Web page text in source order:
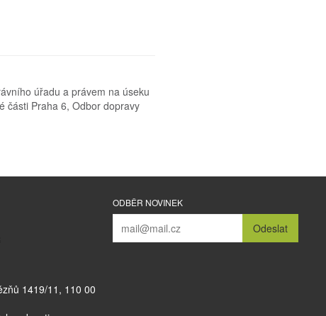
úřadu a právem na úseku
části Praha 6, Odbor dopravy
1419/11, 110 00
ODBĚR NOVINEK
Odeslat